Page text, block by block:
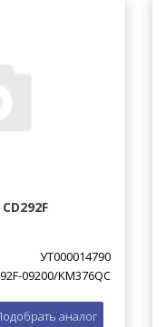
УТ000014790
09200/KM376QC
аналог